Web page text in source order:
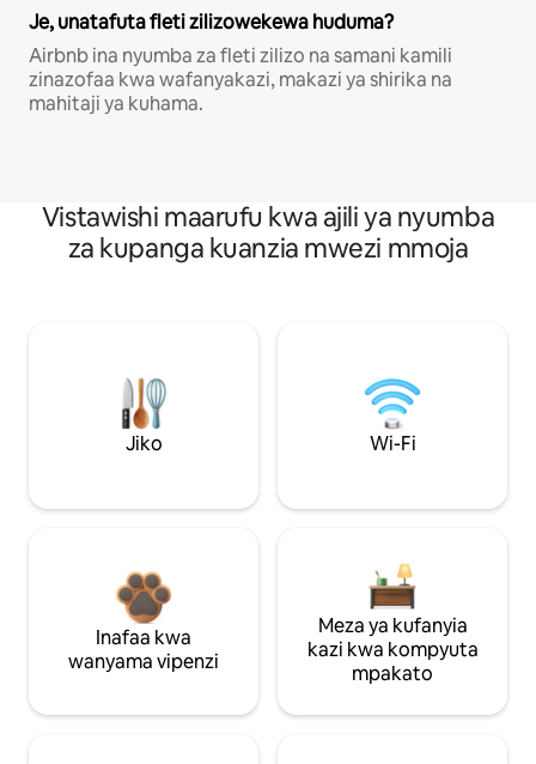
Je, unatafuta fleti zilizowekewa huduma?
Airbnb ina nyumba za fleti zilizo na samani kamili
zinazofaa kwa wafanyakazi, makazi ya shirika na
mahitaji ya kuhama.
Vistawishi maarufu kwa ajili ya nyumba
za kupanga kuanzia mwezi mmoja
Jiko Wi-Fi
Inafaa kwa
wanyama vipenzi
Meza ya kufanyia
kazi kwa kompyuta
mpakato